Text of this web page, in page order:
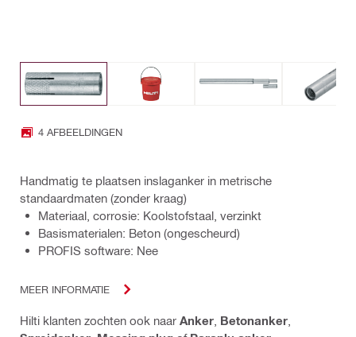
4 AFBEELDINGEN
Handmatig te plaatsen inslaganker in metrische
standaardmaten (zonder kraag)
Materiaal, corrosie: Koolstofstaal, verzinkt
Basismaterialen: Beton (ongescheurd)
PROFIS software: Nee
MEER INFORMATIE
Hilti klanten zochten ook naar Anker Betonanker